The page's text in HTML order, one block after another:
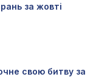
за жовті
свою битву за